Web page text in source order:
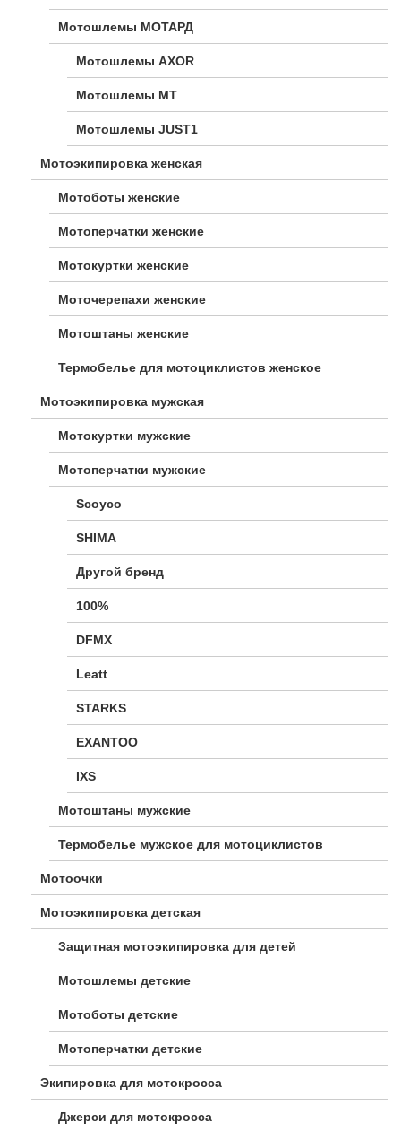
Мотошлемы МОТАРД
Мотошлемы AXOR
Мотошлемы MT
Мотошлемы JUST1
Мотоэкипировка женская
Мотоботы женские
Мотоперчатки женские
Мотокуртки женские
Моточерепахи женские
Мотоштаны женские
Термобелье для мотоциклистов женское
Мотоэкипировка мужская
Мотокуртки мужские
Мотоперчатки мужские
Scoyco
SHIMA
Другой бренд
100%
DFMX
Leatt
STARKS
EXANTOO
IXS
Мотоштаны мужские
Термобелье мужское для мотоциклистов
Мотоочки
Мотоэкипировка детская
Защитная мотоэкипировка для детей
Мотошлемы детские
Мотоботы детские
Мотоперчатки детские
Экипировка для мотокросса
Джерси для мотокросса